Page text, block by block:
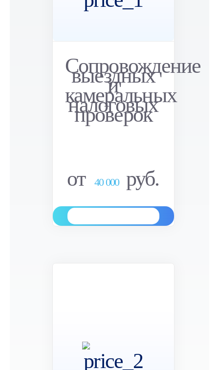
Сопровождение
выездных
и
камеральных
налоговых
проверок
от 40 000 руб.